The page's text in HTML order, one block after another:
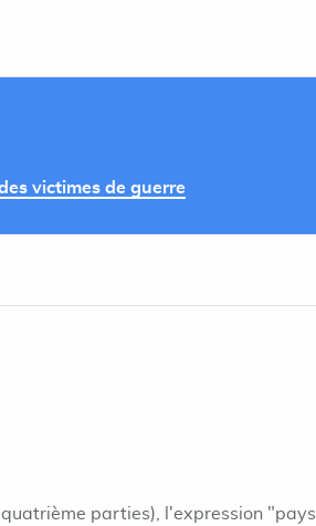
victimes de guerre
parties), l'expression "pays